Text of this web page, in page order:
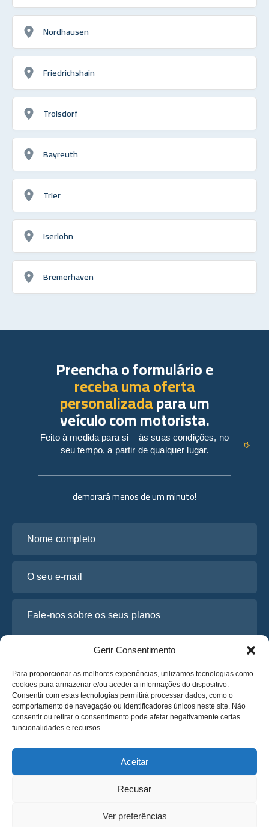
Gerir Consentimento
Para proporcionar as melhores experiências, utilizamos tecnologias como
cookies para armazenar e/ou aceder a informações do dispositivo.
Consentir com estas tecnologias permitirá processar dados, como o
comportamento de navegação ou identificadores únicos neste site. Não
consentir ou retirar o consentimento pode afetar negativamente certas
funcionalidades e recursos.
Aceitar
Recusar
Ver preferências
Nordhausen
Friedrichshain
Troisdorf
Bayreuth
Trier
Iserlohn
Bremerhaven
demorará menos de um minuto!
Li e concordo com a
Obtenha um Orçamento
Obtenha um Orçamento
Preencha o formulário e
receba uma oferta
personalizadapara um
veículo com motorista.
Feito à medida para si – às suas condições, no
seu tempo, a partir de qualquer lugar.